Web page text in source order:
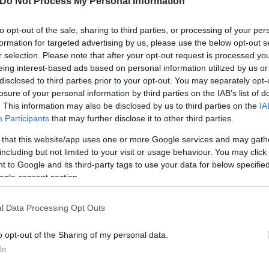
opt-out of the sale, sharing to third parties, or processing of your
for targeted advertising by us, please use the below opt-out
selection. Please note that after your opt-out request is processed
interest-based ads based on personal information utilized by us
to third parties prior to your opt-out. You may separately
of your personal information by third parties on the IAB’s list of
This information may also be disclosed by us to third parties on the
Participants that may further disclose it to other third parties.
that this website/app uses one or more Google services and may
but not limited to your visit or usage behaviour. You may
to Google and its third-party tags to use your data for below
consent section.
Data Processing Opt Outs
opt-out of the Sharing of my personal data.
με επικεφαλής τον αρμόδιο Επίτροπο
στη Λιβύη την Τετάρτη, 8 Ιουλίου και στην
παρουσίασε την πραγματικότητα των
από τη Λιβύη στην Ελλάδα, αλλά και τις
του Πολεμικού Ναυτικού. Παράλληλα,
και την πάταξη των δικτύων των
και τις διαστάσεις που παίρνει, η πλευρά
αρχές. Μάλιστα, η συνεργασία φέρεται
των χερσαίων, ώστε οι παράνομοι μετανάστες
Λιβύης.